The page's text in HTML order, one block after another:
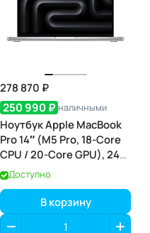
278 870 ₽
250 990 ₽ наличными
Ноутбук Apple MacBook
Pro 14″ (M5 Pro, 18-Core
CPU / 20-Core GPU), 24
ГБ / 2 ТБ, Silver
(серебристый) (MGDP4)
Доступно
В корзину